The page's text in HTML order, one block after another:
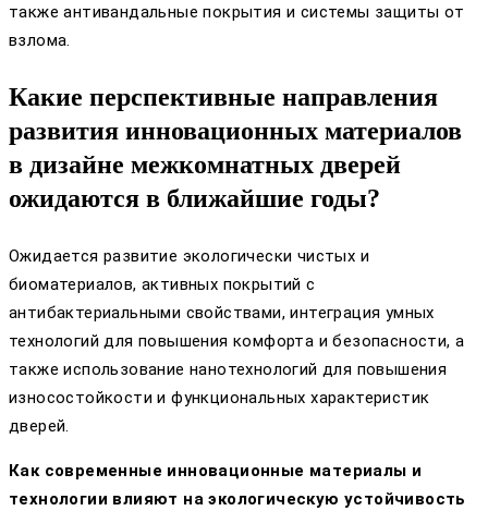
также антивандальные покрытия и системы защиты от
взлома.
Какие перспективные направления
развития инновационных материалов
в дизайне межкомнатных дверей
ожидаются в ближайшие годы?
Ожидается развитие экологически чистых и
биоматериалов, активных покрытий с
антибактериальными свойствами, интеграция умных
технологий для повышения комфорта и безопасности, а
также использование нанотехнологий для повышения
износостойкости и функциональных характеристик
дверей.
Как современные инновационные материалы и
технологии влияют на экологическую устойчивость